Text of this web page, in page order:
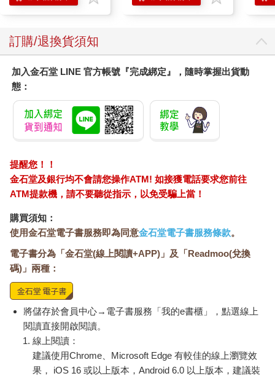
訂購/退換貨須知
加入金石堂 LINE 官方帳號『完成綁定』，隨時掌握出貨動
態：
提醒您！！
金石堂及銀行均不會請您操作ATM! 如接獲電話要求您前往
ATM提款機，請不要聽從指示，以免受騙上當！
購買須知：
使用金石堂電子書服務即為同意金石堂電子書服務條款。
電子書分為「金石堂(線上閱讀+APP)」及「Readmoo(兌換
碼)」兩種：
將儲存於會員中心→電子書服務「我的e書櫃」，點選線上
閱讀直接開啟閱讀。
線上閱讀：
建議使用Chrome、Microsoft Edge 有較佳的線上瀏覽效
果， iOS 16 或以上版本，Android 6.0 以上版本，建議裝